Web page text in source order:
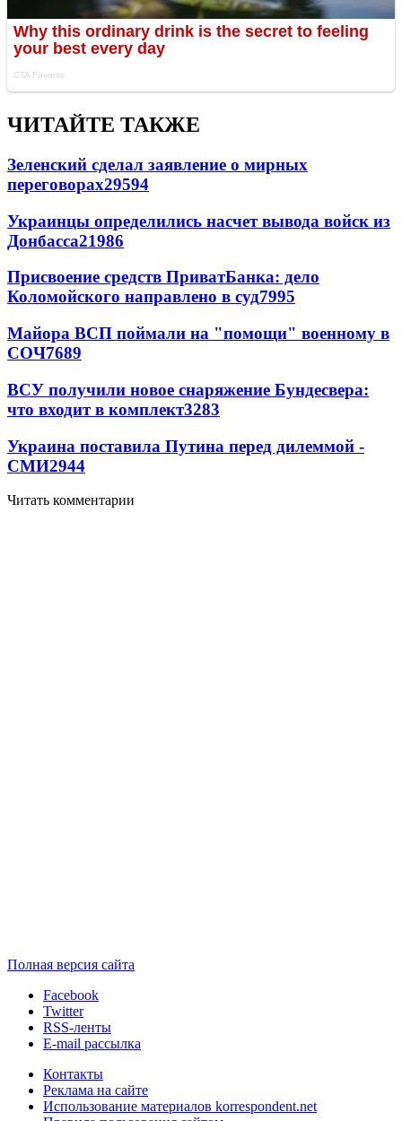
ЧИТАЙТЕ ТАКЖЕ
Зеленский сделал заявление о мирных
переговорах29594
Украинцы определились насчет вывода войск из
Донбасса21986
Присвоение средств ПриватБанка: дело
Коломойского направлено в суд7995
Майора ВСП поймали на "помощи" военному в
СОЧ7689
ВСУ получили новое снаряжение Бундесвера:
что входит в комплект3283
Украина поставила Путина перед дилеммой -
СМИ2944
Читать комментарии
Полная версия сайта
Facebook
Twitter
RSS-ленты
E-mail рассылка
Контакты
Реклама на сайте
Использование материалов korrespondent.net